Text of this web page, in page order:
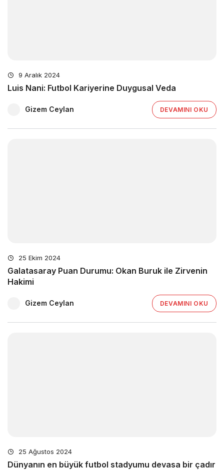
9 Aralık 2024
Luis Nani: Futbol Kariyerine Duygusal Veda
Gizem Ceylan DEVAMINI OKU
25 Ekim 2024
Galatasaray Puan Durumu: Okan Buruk ile Zirvenin
Hakimi
Gizem Ceylan DEVAMINI OKU
25 Ağustos 2024
Dünyanın en büyük futbol stadyumu devasa bir çadır